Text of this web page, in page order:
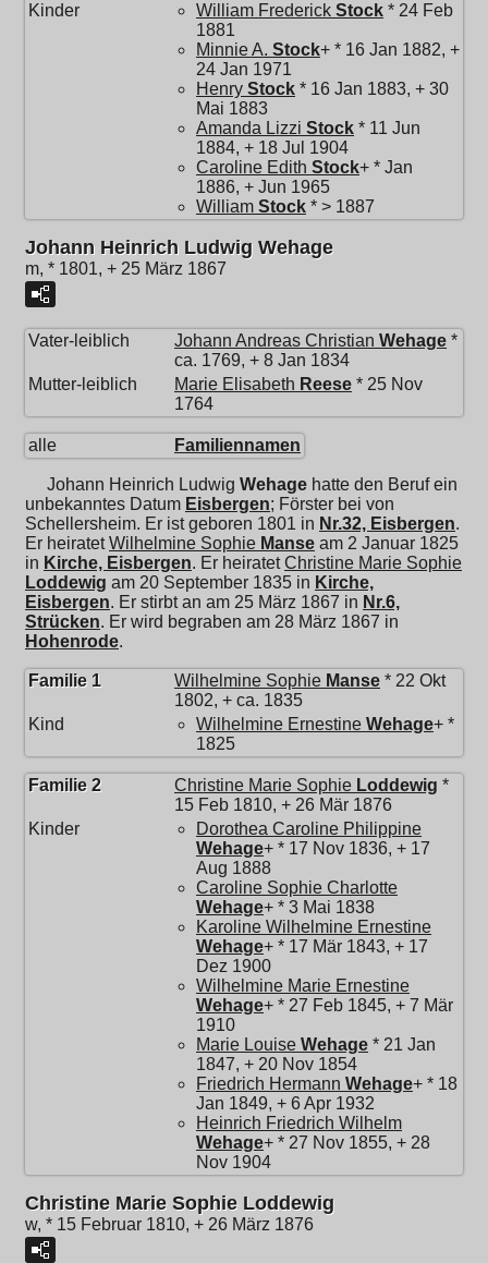
Kinder
William Frederick Stock * 24 Feb
1881
Minnie A. Stock+ * 16 Jan 1882, +
24 Jan 1971
Henry Stock * 16 Jan 1883, + 30
Mai 1883
Amanda Lizzi Stock * 11 Jun
1884, + 18 Jul 1904
Caroline Edith Stock+ * Jan
1886, + Jun 1965
William Stock * > 1887
Johann Heinrich Ludwig Wehage
m, * 1801, + 25 März 1867
Vater-leiblich Johann Andreas Christian Wehage *
ca. 1769, + 8 Jan 1834
Mutter-leiblich
Marie Elisabeth Reese * 25 Nov
1764
alle Familiennamen
Johann Heinrich Ludwig Wehage hatte den Beruf ein
unbekanntes Datum Eisbergen; Förster bei von
Schellersheim. Er ist geboren 1801 in Nr.32, Eisbergen.
Er heiratetWilhelmine Sophie Manse am 2 Januar 1825
in Kirche, Eisbergen. Er heiratetChristine Marie Sophie
Loddewig am 20 September 1835 in Kirche,
Eisbergen. Er stirbt an am 25 März 1867 in Nr.6,
Strücken. Er wird begraben am 28 März 1867 in
Hohenrode.
Familie 1 Wilhelmine Sophie Manse * 22 Okt
1802, + ca. 1835
Kind
Wilhelmine Ernestine Wehage+ *
1825
Familie 2 Christine Marie Sophie Loddewig *
15 Feb 1810, + 26 Mär 1876
Kinder
Dorothea Caroline Philippine
Wehage+ * 17 Nov 1836, + 17
Aug 1888
Caroline Sophie Charlotte
Wehage+ * 3 Mai 1838
Karoline Wilhelmine Ernestine
Wehage+ * 17 Mär 1843, + 17
Dez 1900
Wilhelmine Marie Ernestine
Wehage+ * 27 Feb 1845, + 7 Mär
1910
Marie Louise Wehage * 21 Jan
1847, + 20 Nov 1854
Friedrich Hermann Wehage+ * 18
Jan 1849, + 6 Apr 1932
Heinrich Friedrich Wilhelm
Wehage+ * 27 Nov 1855, + 28
Nov 1904
Christine Marie Sophie Loddewig
w, * 15 Februar 1810, + 26 März 1876